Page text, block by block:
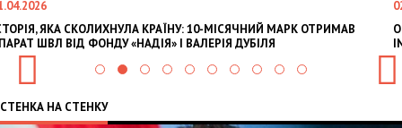
МАРК ОТРИМАВ
OLEKSII ABASOV: HOW UKRAINIAN BUSINESSES
INTERNATIONAL INVESTMENTS AND HEDGE
СТЕНКА НА СТЕНКУ